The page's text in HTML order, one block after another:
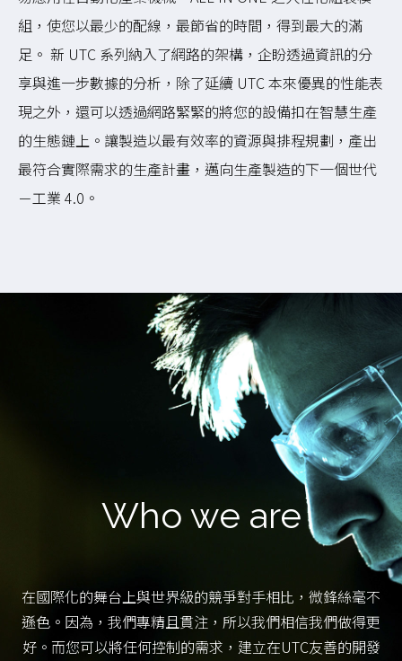
組，使您以最少的配線，最節省的時間，得到最大的滿
足。 新 UTC 系列納入了網路的架構，企盼透過資訊的分
享與進一步數據的分析，除了延續 UTC 本來優異的性能表
現之外，還可以透過網路緊緊的將您的設備扣在智慧生產
的生態鏈上。讓製造以最有效率的資源與排程規劃，產出
最符合實際需求的生產計畫，邁向生產製造的下一個世代
－工業 4.0。
Who we are
在國際化的舞台上與世界級的競爭對手相比，微鋒絲毫不
遜色。因為，我們專精且貫注，所以我們相信我們做得更
好。而您可以將任何控制的需求，建立在UTC友善的開發